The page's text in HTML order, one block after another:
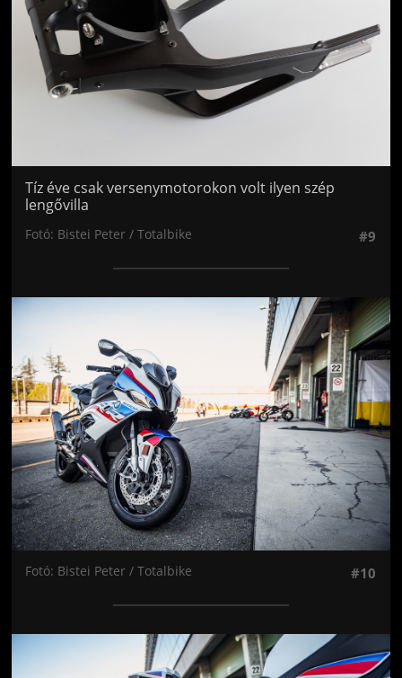
Tíz éve csak versenymotorokon volt ilyen szép
lengővilla
Fotó: Bistei Peter / Totalbike #9
Fotó: Bistei Peter / Totalbike #10
Jön még kép!